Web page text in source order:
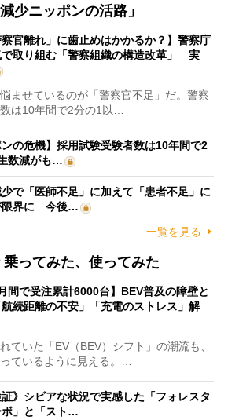
少ニッポンの活路」
察官離れ」に歯止めはかかるか？】警察庁
で取り組む「警察組織の構造改革」 実
ませているのが「警察官不足」だ。警察
は10年間で2分の1以…
ンの危機】採用試験受験者数は10年間で2
数減がも…
少で「医師不足」に加えて「患者不足」に
限界に 今後…
一覧を見る
ってみた、使ってみた
間で受注累計6000台】BEV普及の障壁と
続距離の不安」「充電のストレス」解
ていた「EV（BEV）シフト」の潮流も、
ているように見える。…
証》シビアな状況で実感した「フォレスタ
」と「スト…